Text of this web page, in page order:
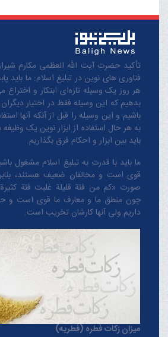
تأکید حضرت آیت الله العظمی مکارم
فناوری های نوین در تبلیغ اسلام: ما باید
هر روز یک وسیله تازه‌ای ابتکار و اختراع
بدهیم که این وسیله فقط در اختیار
باشیم و این وسیله را قبل از آنکه آنها
به هر حال استفاده از ابزار نوین یک
باید بین ابزار و احکام فرق بگذاریم.
ما باید با قدرت به تبلیغ اسلام مشغول
قوی است و مخالفان ضعیف هستند،
صورت «کم من فئة قلیلة غلبت فئة
چون منطق‌ ما و معارف ‌ما قوی است و
داریم ولی آنها کارشان تخریب است.
میزان زکات فطره (فطریه)